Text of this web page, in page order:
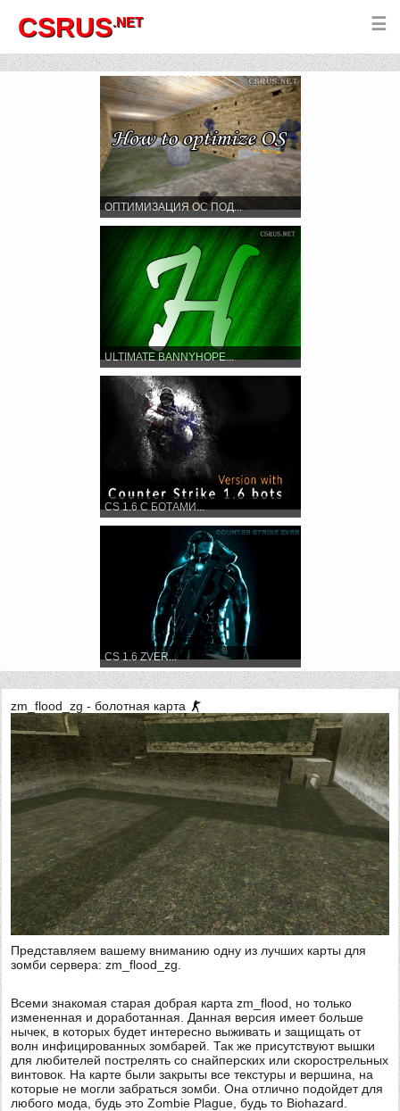
CSRUS.NET ☰
ОПТИМИЗАЦИЯ ОС ПОД...
ULTIMATE BANNYHOPE...
CS 1.6 С БОТАМИ...
CS 1.6 ZVER...
zm_flood_zg - болотная карта
Представляем вашему вниманию одну из лучших карты для
зомби сервера: zm_flood_zg.
Всеми знакомая старая добрая карта zm_flood, но только
измененная и доработанная. Данная версия имеет больше
нычек, в которых будет интересно выживать и защищать от
волн инфицированных зомбарей. Так же присутствуют вышки
для любителей пострелять со снайперских или скорострельных
винтовок. На карте были закрыты все текстуры и вершина, на
которые не могли забраться зомби. Она отлично подойдет для
любого мода, будь это Zombie Plague, будь то Biohazard.